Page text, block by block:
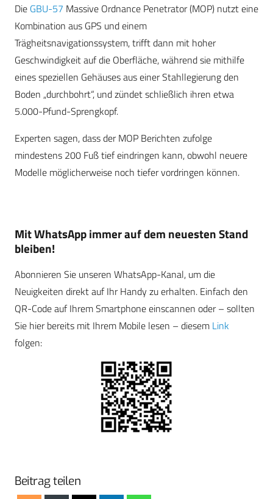
Die GBU-57 Massive Ordnance Penetrator (MOP) nutzt eine
Kombination aus GPS und einem
Trägheitsnavigationssystem, trifft dann mit hoher
Geschwindigkeit auf die Oberfläche, während sie mithilfe
eines speziellen Gehäuses aus einer Stahllegierung den
Boden „durchbohrt“, und zündet schließlich ihren etwa
5.000-Pfund-Sprengkopf.
Experten sagen, dass der MOP Berichten zufolge
mindestens 200 Fuß tief eindringen kann, obwohl neuere
Modelle möglicherweise noch tiefer vordringen können.
Mit WhatsApp immer auf dem neuesten Stand
bleiben!
Abonnieren Sie unseren WhatsApp-Kanal, um die
Neuigkeiten direkt auf Ihr Handy zu erhalten. Einfach den
QR-Code auf Ihrem Smartphone einscannen oder – sollten
Sie hier bereits mit Ihrem Mobile lesen – diesem Link
folgen:
Beitrag teilen